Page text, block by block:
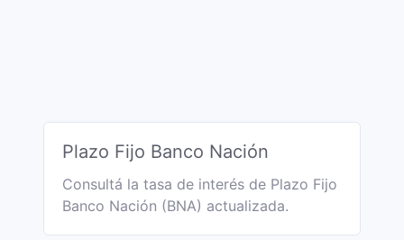
Plazo Fijo Banco Nación
Consultá la tasa de interés de Plazo Fijo
Banco Nación (BNA) actualizada.